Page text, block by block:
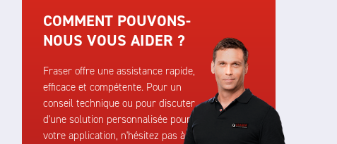
COMMENT POUVONS-
NOUS VOUS AIDER ?
Fraser offre une assistance rapide,
efficace et compétente. Pour un
conseil technique ou pour discuter
d'une solution personnalisée pour
votre application, n'hésitez pas à